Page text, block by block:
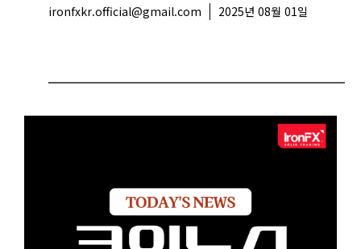
ironfxkr.official@gmail.com 2025년 08월 01일